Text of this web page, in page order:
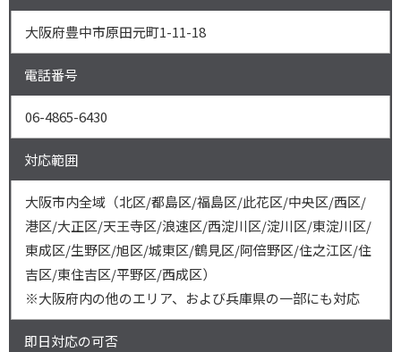
大阪府豊中市原田元町1-11-18
電話番号
06-4865-6430
対応範囲
大阪市内全域（北区/都島区/福島区/此花区/中央区/西区/
港区/大正区/天王寺区/浪速区/西淀川区/淀川区/東淀川区/
東成区/生野区/旭区/城東区/鶴見区/阿倍野区/住之江区/住
吉区/東住吉区/平野区/西成区）
※大阪府内の他のエリア、および兵庫県の一部にも対応
即日対応の可否